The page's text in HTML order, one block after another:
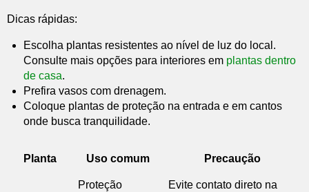
Dicas rápidas:
Escolha plantas resistentes ao nível de luz do local.
Consulte mais opções para interiores em plantas dentro
de casa.
Prefira vasos com drenagem.
Coloque plantas de proteção na entrada e em cantos
onde busca tranquilidade.
Planta Uso comum Precaução
Proteção
Evite contato direto na